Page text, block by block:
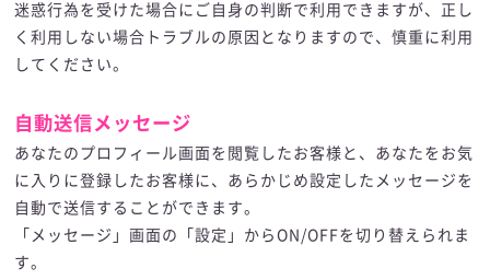
迷惑行為を受けた場合にご自身の判断で利用できますが、正し
く利用しない場合トラブルの原因となりますので、慎重に利用
してください。
自動送信メッセージ
あなたのプロフィール画面を閲覧したお客様と、あなたをお気
に入りに登録したお客様に、あらかじめ設定したメッセージを
自動で送信することができます。
「メッセージ」画面の「設定」からON/OFFを切り替えられま
す。